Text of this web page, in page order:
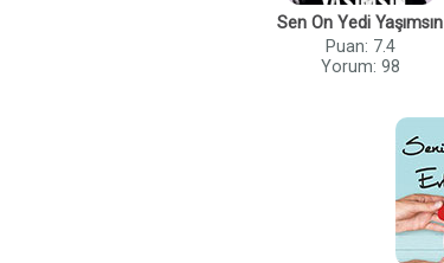
Sen On Yedi Yaşımsın
Puan: 7.4
Yorum: 98